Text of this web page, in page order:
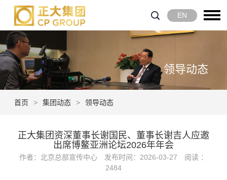
EN
领导动态
首页 > 集团动态 > 领导动态
正大集团资深董事长谢国民、董事长谢吉人应邀
出席博鳌亚洲论坛2026年年会
作者：北京总部宣传中心 发布时间：2026-03-27
阅读 ：
2484